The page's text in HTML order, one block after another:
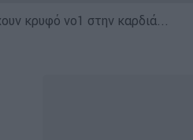
κρυφό νο1 στην καρδιά...